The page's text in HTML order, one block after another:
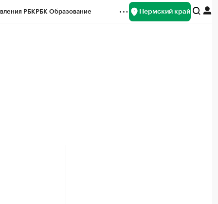
РБКРБК Образование Пермский край